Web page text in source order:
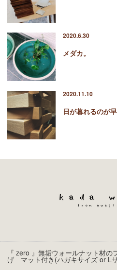
2020.6.30
メダカ。
2020.11.10
日が暮れるのが
『 zero 』無垢ウォールナット材
げ マット付き(ハガキサイズ or L